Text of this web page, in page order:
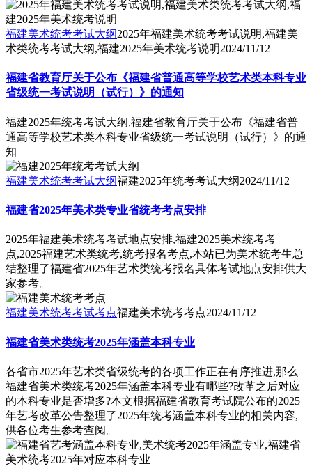
福建美术统考考试大纲2025年福建美术统考考试说明,福建美
术类统考考试大纲,福建2025年美术统考说明2024/11/12
福建省教育厅关于公布《福建省普通高等学校艺术类本科专业
省级统一考试说明（试行）》的通知
福建2025年统考考试大纲,福建省教育厅关于公布《福建省普
通高等学校艺术类本科专业省级统一考试说明（试行）》的通
知
福建美术统考考试大纲福建2025年统考考试大纲2024/11/12
福建省2025年美术类专业省统考考点安排
2025年福建美术统考考试地点安排,福建2025美术统考考
点,2025福建艺术类统考,统考报名考点,本站已为美术统考生总
结整理了福建省2025年艺术类统考报名具体考试地点安排供大
家参考。
福建美术统考考试考点福建美术统考考点2024/11/12
福建省美术类统考2025年涵盖本科专业
各省市2025年艺术类省级统考的各项工作正在有序推进,那么
福建省美术类统考2025年涵盖本科专业有哪些?改革之后对应
的本科专业是否增多?本文根据福建省教育考试院公布的2025
年艺考改革公告整理了2025年统考涵盖本科专业的相关内容,
供各位考生参考查阅。